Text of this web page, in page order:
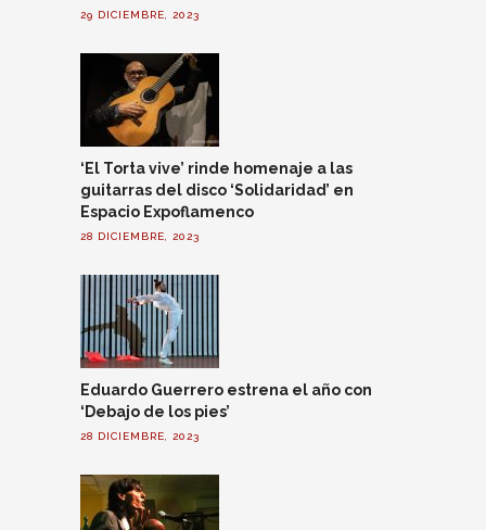
29 DICIEMBRE, 2023
‘El Torta vive’ rinde homenaje a las
guitarras del disco ‘Solidaridad’ en
Espacio Expoflamenco
28 DICIEMBRE, 2023
Eduardo Guerrero estrena el año con
‘Debajo de los pies’
28 DICIEMBRE, 2023